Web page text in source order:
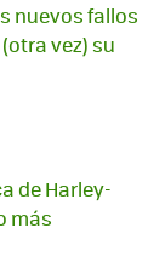
nuevos fallos
vez) su
de Harley-
más